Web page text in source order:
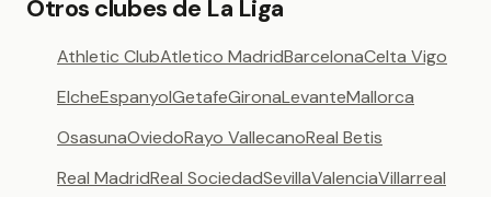
Otros clubes de La Liga
Athletic ClubAtletico MadridBarcelonaCelta Vigo
ElcheEspanyolGetafeGironaLevanteMallorca
OsasunaOviedoRayo VallecanoReal Betis
Real MadridReal SociedadSevillaValenciaVillarreal